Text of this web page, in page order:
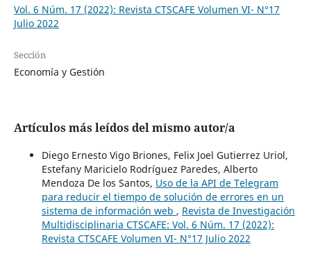
Vol. 6 Núm. 17 (2022): Revista CTSCAFE Volumen VI- N°17
Julio 2022
Sección
Economía y Gestión
Artículos más leídos del mismo autor/a
Diego Ernesto Vigo Briones, Felix Joel Gutierrez Uriol,
Estefany Maricielo Rodríguez Paredes, Alberto
Mendoza De los Santos, Uso de la API de Telegram
para reducir el tiempo de solución de errores en un
sistema de información web , Revista de Investigación
Multidisciplinaria CTSCAFE: Vol. 6 Núm. 17 (2022):
Revista CTSCAFE Volumen VI- N°17 Julio 2022